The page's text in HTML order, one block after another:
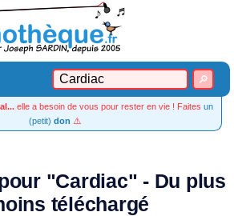
elle a besoin de vous pour rester en vie ! Faites un
(petit) don ⚠️
"Cardiac" - Du plus
téléchargé